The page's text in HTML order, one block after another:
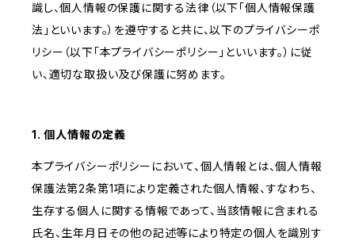
識し、個人情報の保護に関する法律（以下「個人情報保護
法」といいます。）を遵守すると共に、以下のプライバシーポ
リシー（以下「本プライバシーポリシー」といいます。）に従
い、適切な取扱い及び保護に努めます。
1. 個人情報の定義
本プライバシーポリシーにおいて、個人情報とは、個人情報
保護法第2条第1項により定義された個人情報、すなわち、
生存する個人に関する情報であって、当該情報に含まれる
氏名、生年月日その他の記述等により特定の個人を識別す